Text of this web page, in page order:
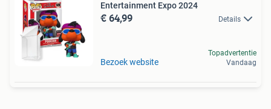
Entertainment Expo 2024
€ 64,99 Details
Bezoek website
Topadvertentie
Vandaag